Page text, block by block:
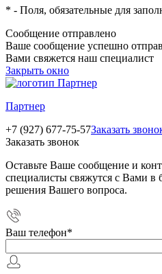
* - Поля, обязательные для
Сообщение отправлено
Ваше сообщение успешно
Вами свяжется наш специалист
Закрыть окно
Партнер
+7 (927) 677-75-57Заказать
Заказать звонок
Оставьте Ваше сообщение и
специалисты свяжутся с Вами в
решения Вашего вопроса.
Ваш телефон*